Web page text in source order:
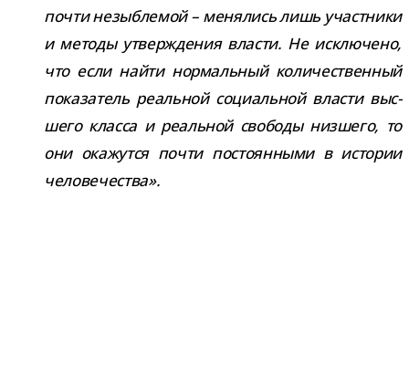
почти незыб­ле­мой – меня­лись лишь участ­ники
и методы утвер­жде­ния вла­сти. Не исклю­чено,
что если найти нор­маль­ный коли­че­ствен­ный
пока­за­тель реаль­ной соци­аль­ной вла­сти выс­
шего класса и реаль­ной сво­боды низ­шего, то
они ока­жутся почти посто­ян­ными в исто­рии
человечества».